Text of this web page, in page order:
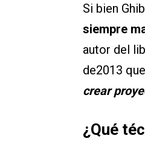
Si bien
siempre
autor del
de2013
crear
¿Qué